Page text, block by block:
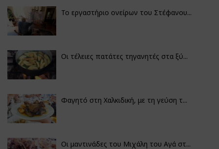
Το εργαστήριο ονείρων του Στέφανου...
Οι τέλειες πατάτες τηγανητές στα ξύ...
Φαγητό στη Χαλκιδική, με τη γεύση τ...
Οι μαντινάδες του Μιχάλη του Αγά στ...